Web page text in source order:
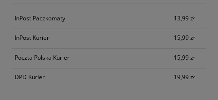
InPost Paczkomaty 13,99 zł
InPost Kurier 15,99 zł
Poczta Polska Kurier 15,99 zł
DPD Kurier 19,99 zł